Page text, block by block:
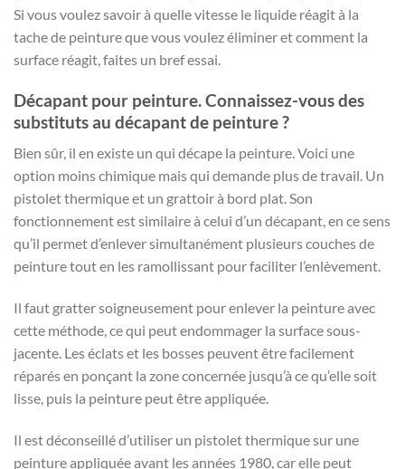
Si vous voulez savoir à quelle vitesse le liquide réagit à la
tache de peinture que vous voulez éliminer et comment la
surface réagit, faites un bref essai.
Décapant pour peinture. Connaissez-vous des
substituts au décapant de peinture ?
Bien sûr, il en existe un qui décape la peinture. Voici une
option moins chimique mais qui demande plus de travail. Un
pistolet thermique et un grattoir à bord plat. Son
fonctionnement est similaire à celui d’un décapant, en ce sens
qu’il permet d’enlever simultanément plusieurs couches de
peinture tout en les ramollissant pour faciliter l’enlèvement.
Il faut gratter soigneusement pour enlever la peinture avec
cette méthode, ce qui peut endommager la surface sous-
jacente. Les éclats et les bosses peuvent être facilement
réparés en ponçant la zone concernée jusqu’à ce qu’elle soit
lisse, puis la peinture peut être appliquée.
Il est déconseillé d’utiliser un pistolet thermique sur une
peinture appliquée avant les années 1980, car elle peut